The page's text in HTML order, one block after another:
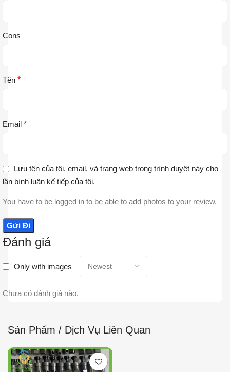
Đánh giá
Only with images
Chưa có đánh giá nào.
Cons
Tên *
Email *
Lưu tên của tôi, email, và trang web trong trình duyệt này cho
lần bình luận kế tiếp của tôi.
You have to be logged in to be able to add photos to your review.
Sản Phẩm / Dịch Vụ Liên Quan